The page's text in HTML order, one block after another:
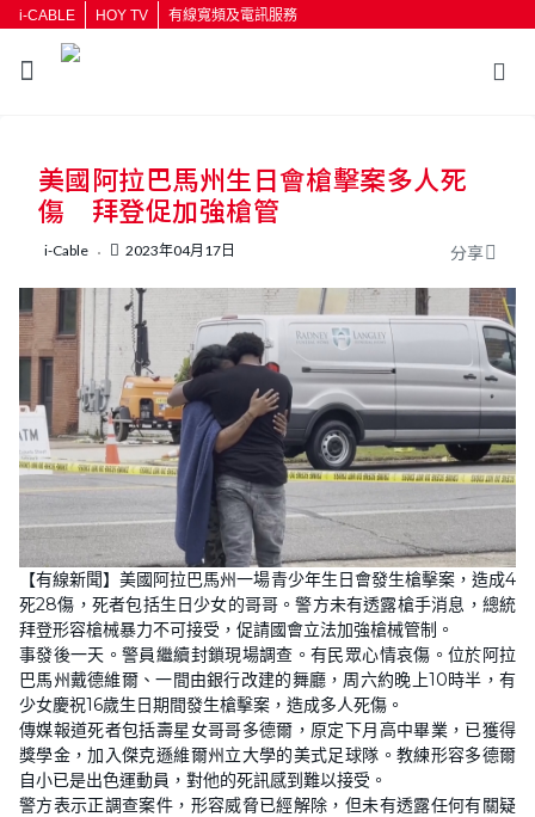
i-CABLE HOY TV 有線寬頻及電訊服務
按輸入鍵開始搜尋
美國阿拉巴馬州生日會槍擊案多人死
傷 拜登促加強槍管
i-Cable 2023年04月17日 分享
【有線新聞】美國阿拉巴馬州一場青少年生日會發生槍擊案，造成4
死28傷，死者包括生日少女的哥哥。警方未有透露槍手消息，總統
拜登形容槍械暴力不可接受，促請國會立法加強槍械管制。
事發後一天。警員繼續封鎖現場調查。有民眾心情哀傷。位於阿拉
巴馬州戴德維爾、一間由銀行改建的舞廳，周六約晚上10時半，有
少女慶祝16歲生日期間發生槍擊案，造成多人死傷。
傳媒報道死者包括壽星女哥哥多德爾，原定下月高中畢業，已獲得
獎學金，加入傑克遜維爾州立大學的美式足球隊。教練形容多德爾
自小已是出色運動員，對他的死訊感到難以接受。
警方表示正調查案件，形容威脅已經解除，但未有透露任何有關疑